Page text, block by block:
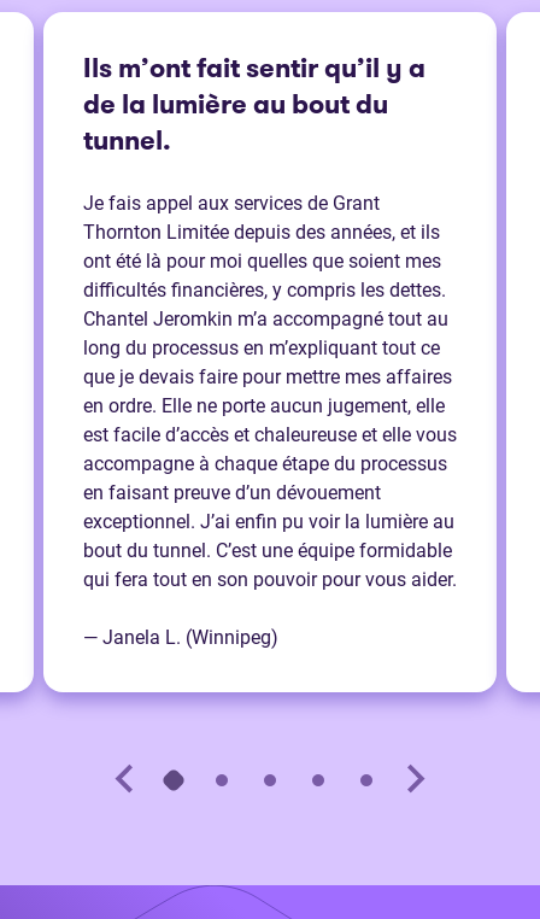
Ils m’ont fait sentir qu’il y a
de la lumière au bout du
tunnel.
Je fais appel aux services de Grant
Thornton Limitée depuis des années, et ils
ont été là pour moi quelles que soient mes
difficultés financières, y compris les dettes.
Chantel Jeromkin m’a accompagné tout au
long du processus en m’expliquant tout ce
que je devais faire pour mettre mes affaires
en ordre. Elle ne porte aucun jugement, elle
est facile d’accès et chaleureuse et elle vous
accompagne à chaque étape du processus
en faisant preuve d’un dévouement
exceptionnel. J’ai enfin pu voir la lumière au
bout du tunnel. C’est une équipe formidable
qui fera tout en son pouvoir pour vous aider.
— Janela L. (Winnipeg)